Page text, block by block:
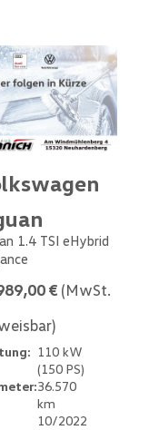
1.4 TSI eHybrid
€ (MwSt.
110 kW
(150 PS)
36.570
km
10/2022